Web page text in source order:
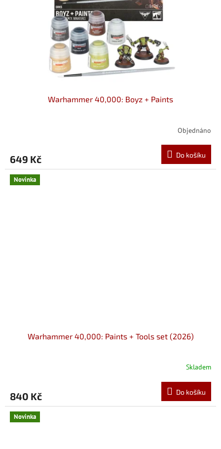
Warhammer 40,000: Boyz + Paints
Objednáno
649 Kč Do košíku
Novinka
Warhammer 40,000: Paints + Tools set (2026)
Skladem
840 Kč Do košíku
Novinka